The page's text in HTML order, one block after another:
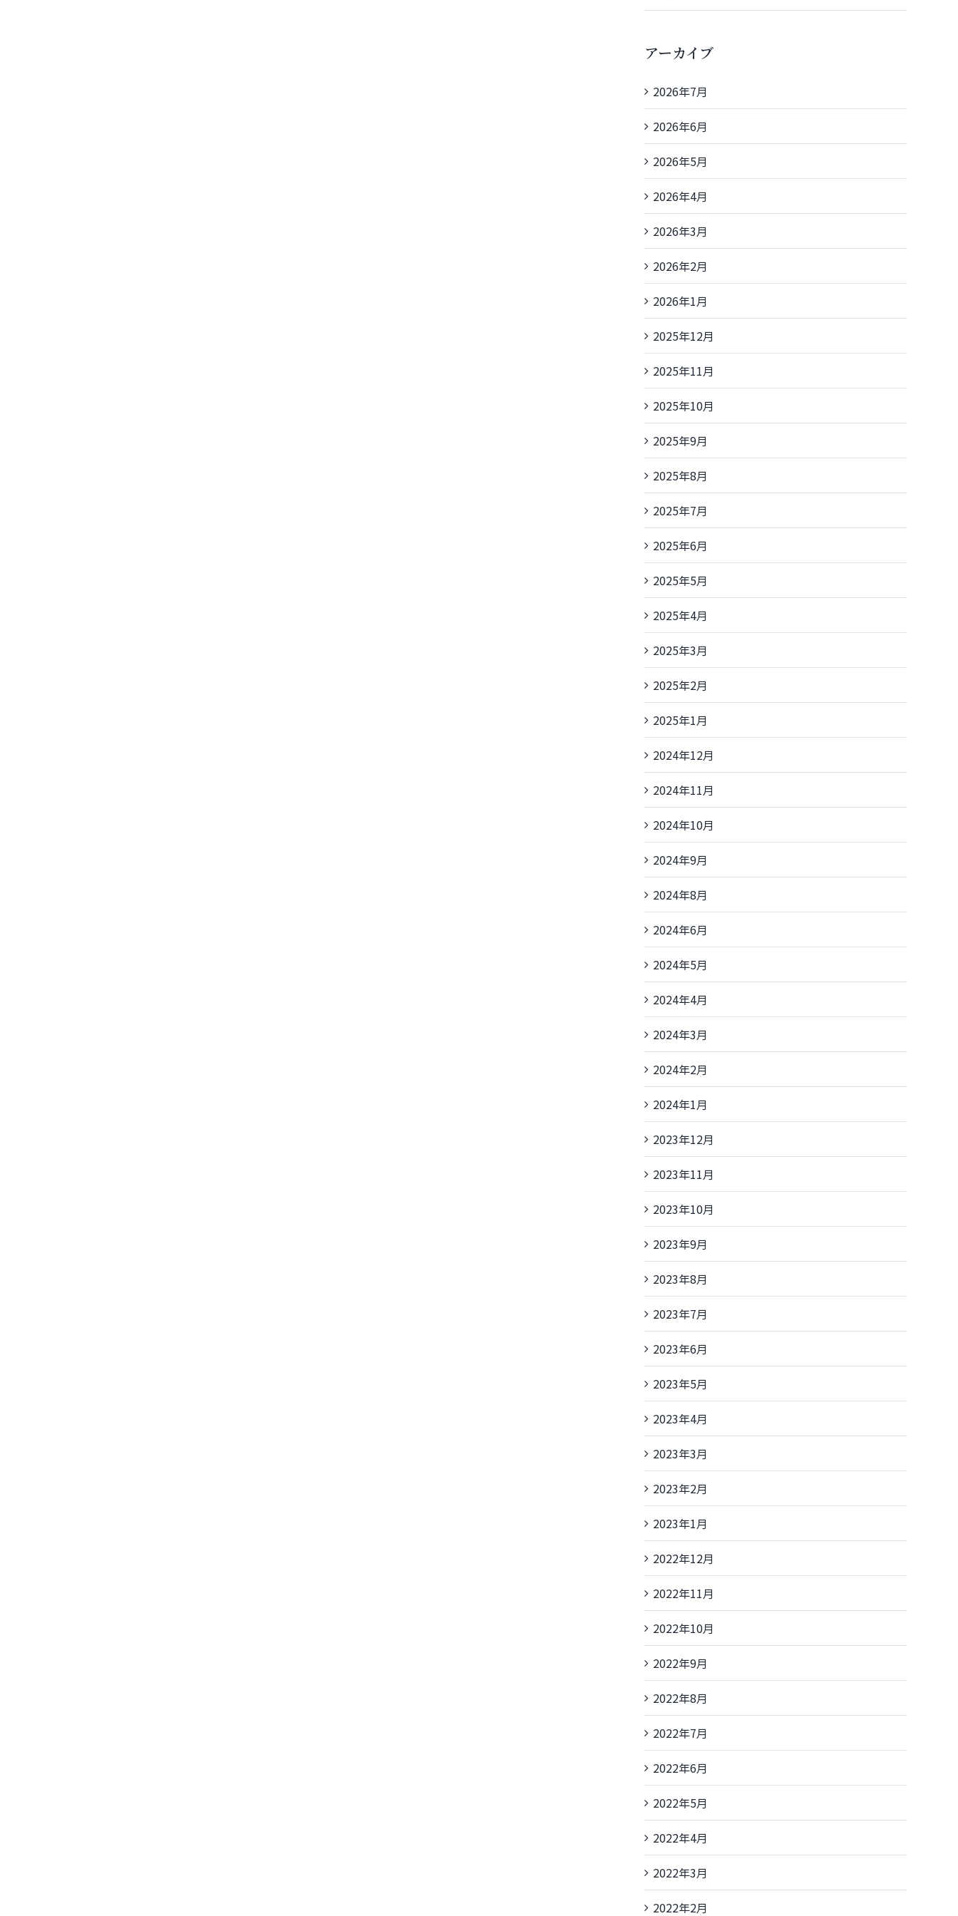
アーカイブ
2026年7月
2026年6月
2026年5月
2026年4月
2026年3月
2026年2月
2026年1月
2025年12月
2025年11月
2025年10月
2025年9月
2025年8月
2025年7月
2025年6月
2025年5月
2025年4月
2025年3月
2025年2月
2025年1月
2024年12月
2024年11月
2024年10月
2024年9月
2024年8月
2024年6月
2024年5月
2024年4月
2024年3月
2024年2月
2024年1月
2023年12月
2023年11月
2023年10月
2023年9月
2023年8月
2023年7月
2023年6月
2023年5月
2023年4月
2023年3月
2023年2月
2023年1月
2022年12月
2022年11月
2022年10月
2022年9月
2022年8月
2022年7月
2022年6月
2022年5月
2022年4月
2022年3月
2022年2月